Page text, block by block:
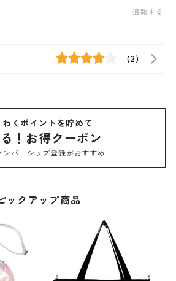
通報する
(2)
わくポイントを貯めて
！お得クーポン
ンバーシップ登録がおすすめ
ックアップ商品